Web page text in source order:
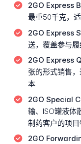
2GO Express
最重50千克，
2GO Express
送，覆盖参与
2GO Express
张的形式销售
本
2GO Special
输、ISO罐液体
制药客户的项
2GO